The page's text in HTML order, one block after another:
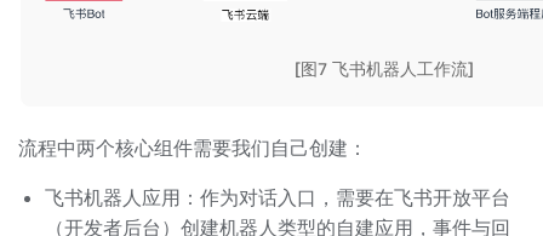
[图7 飞书机器人工作流]
流程中两个核心组件需要我们自己创建：
飞书机器人应用：作为对话入口，需要在飞书开放平台
（开发者后台）创建机器人类型的自建应用，事件与回